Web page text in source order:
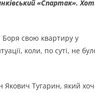
«Спартак».
свою квартиру у
коли, по суті, не
Якович Тугарин, який